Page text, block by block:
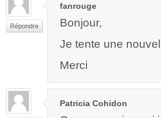
Répondre
fanrouge
Bonjour,
Je tente une
Merci
Patricia Cohidon